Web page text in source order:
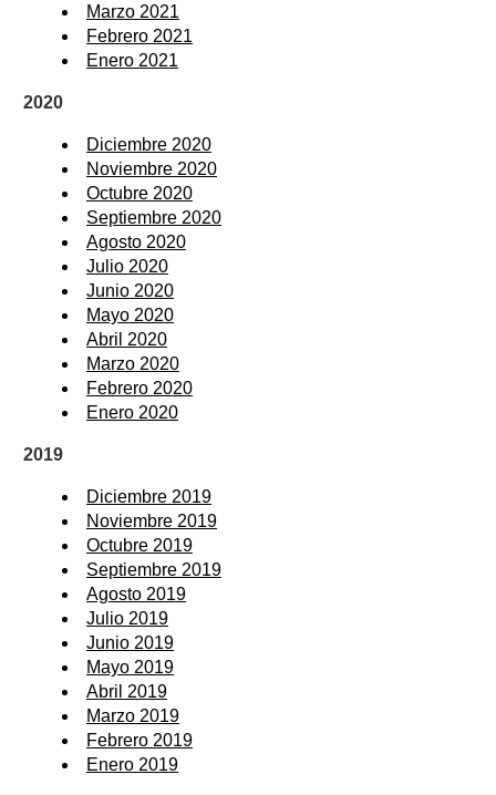
Marzo 2021
Febrero 2021
Enero 2021
2020
Diciembre 2020
Noviembre 2020
Octubre 2020
Septiembre 2020
Agosto 2020
Julio 2020
Junio 2020
Mayo 2020
Abril 2020
Marzo 2020
Febrero 2020
Enero 2020
2019
Diciembre 2019
Noviembre 2019
Octubre 2019
Septiembre 2019
Agosto 2019
Julio 2019
Junio 2019
Mayo 2019
Abril 2019
Marzo 2019
Febrero 2019
Enero 2019